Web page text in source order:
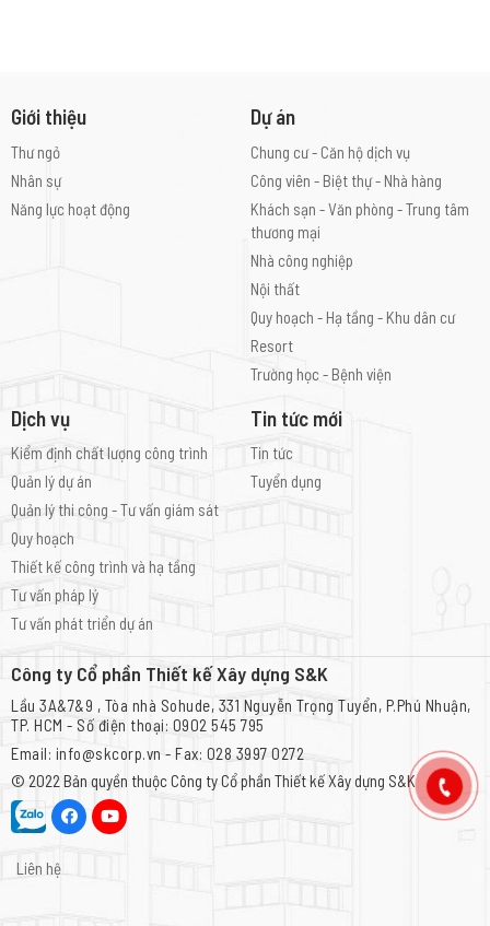
Giới thiệu
Thư ngỏ
Nhân sự
Năng lực hoạt động
Dự án
Chung cư - Căn hộ dịch vụ
Công viên - Biệt thự - Nhà hàng
Khách sạn - Văn phòng - Trung tâm
thương mại
Nhà công nghiệp
Nội thất
Quy hoạch - Hạ tầng - Khu dân cư
Resort
Trường học - Bệnh viện
Dịch vụ
Kiểm định chất lượng công trình
Quản lý dự án
Quản lý thi công - Tư vấn giám sát
Quy hoạch
Thiết kế công trình và hạ tầng
Tư vấn pháp lý
Tư vấn phát triển dự án
Tin tức mới
Tin tức
Tuyển dụng
Công ty Cổ phần Thiết kế Xây dựng S&K
Lầu 3A&7&9 , Tòa nhà Sohude, 331 Nguyễn Trọng Tuyển, P.Phú Nhuận,
TP. HCM - Số điện thoại: 0902 545 795
Email: info@skcorp.vn - Fax: 028 3997 0272
© 2022 Bản quyền thuộcCông ty Cổ phần Thiết kế Xây dựng S&K
Liên hệ